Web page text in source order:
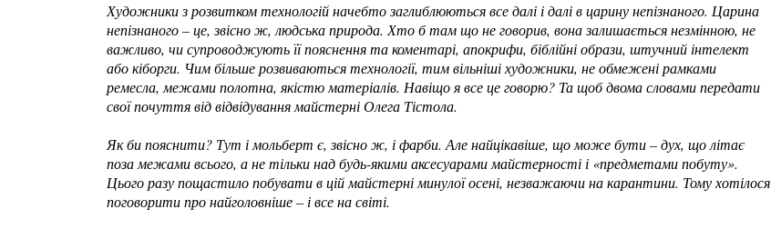
Художники з розвитком технологій начебто заглиблюються все далі і далі в царину непізнаного. Царина
непізнаного – це, звісно ж, людська природа. Хто б там що не говорив, вона залишається незмінною, не
важливо, чи супроводжують її пояснення та коментарі, апокрифи, біблійні образи, штучний інтелект
або кіборги. Чим більше розвиваються технології, тим вільніші художники, не обмежені рамками
ремесла, межами полотна, якістю матеріалів. Навіщо я все це говорю? Та щоб двома словами передати
свої почуття від відвідування майстерні Олега Тістола.
Як би пояснити? Тут і мольберт є, звісно ж, і фарби. Але найцікавіше, що може бути – дух, що літає
поза межами всього, а не тільки над будь-якими аксесуарами майстерності і «предметами побуту».
Цього разу пощастило побувати в цій майстерні минулої осені, незважаючи на карантини. Тому хотілося
поговорити про найголовніше – і все на світі.